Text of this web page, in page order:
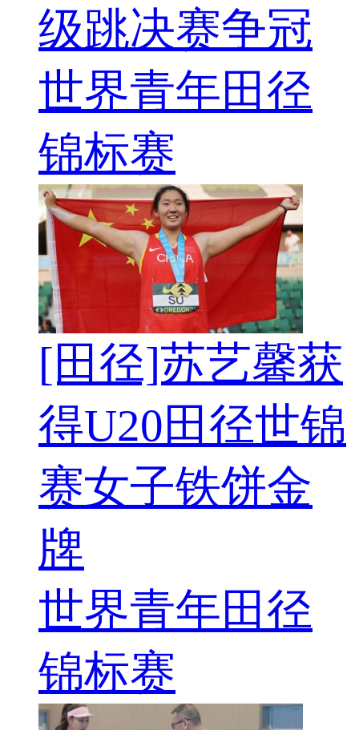
级跳决赛争冠
世界青年田径
锦标赛
[田径]苏艺馨获
得U20田径世锦
赛女子铁饼金
牌
世界青年田径
锦标赛